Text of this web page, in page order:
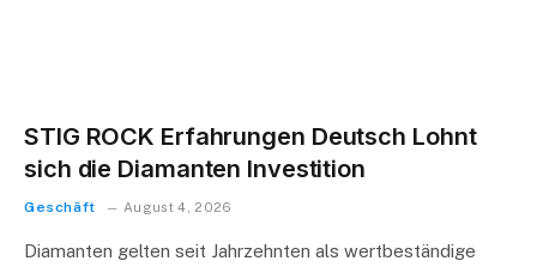
STIG ROCK Erfahrungen Deutsch Lohnt
sich die Diamanten Investition
Geschäft August 4, 2026
Diamanten gelten seit Jahrzehnten als wertbeständige